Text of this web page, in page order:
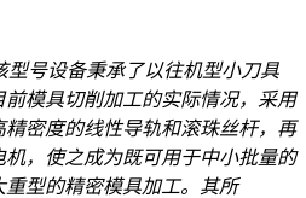
型号设备秉承了以往机型小刀具
模具切削加工的实际情况，采用
密度的线性导轨和滚珠丝杆，再
，使之成为既可用于中小批量的
型的精密模具加工。其所